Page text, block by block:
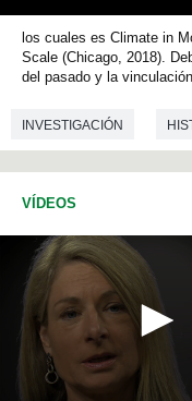
e
los cuales es Climate in
Scale (Chicago, 2018).
del pasado y la
INVESTIGACIÓN
CIENCIAS AMBIENTALES
VÍDEOS